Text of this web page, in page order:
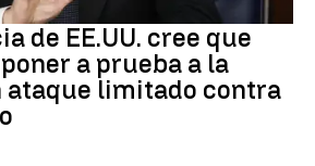
de EE.UU. cree que
a prueba a la
ataque limitado contra